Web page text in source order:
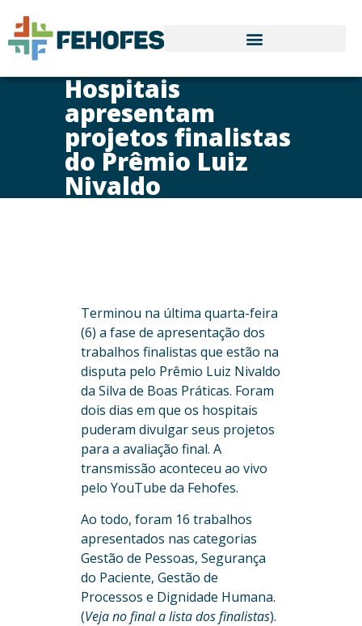
Hospitais
apresentam
projetos finalistas
do Prêmio Luiz
Nivaldo
Terminou na última quarta-feira
(6) a fase de apresentação dos
trabalhos finalistas que estão na
disputa pelo Prêmio Luiz Nivaldo
da Silva de Boas Práticas. Foram
dois dias em que os hospitais
puderam divulgar seus projetos
para a avaliação final. A
transmissão aconteceu ao vivo
pelo YouTube da Fehofes.
Ao todo, foram 16 trabalhos
apresentados nas categorias
Gestão de Pessoas, Segurança
do Paciente, Gestão de
Processos e Dignidade Humana.
(Veja no final a lista dos finalistas).